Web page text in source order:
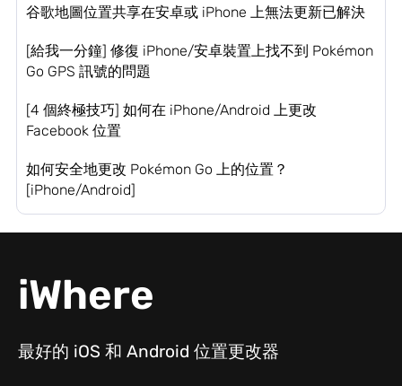
谷歌地圖位置共享在安卓或 iPhone 上無法更新已解決
[給我一分鐘] 修復 iPhone/安卓裝置上找不到 Pokémon
Go GPS 訊號的問題
[4 個終極技巧] 如何在 iPhone/Android 上更改
Facebook 位置
如何安全地更改 Pokémon Go 上的位置？
[iPhone/Android]
iWhere
最好的 iOS 和 Android 位置更改器